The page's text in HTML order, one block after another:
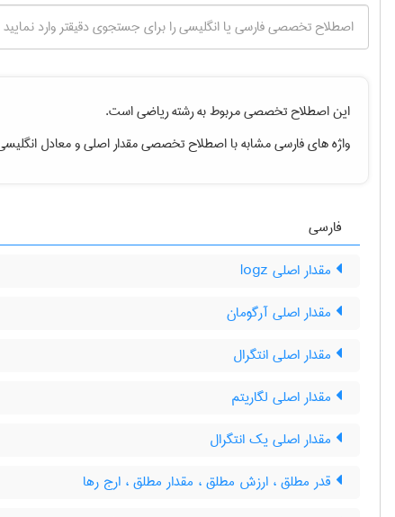
این اصطلاح تخصصی مربوط به رشتهرياضیاست.
واژه های فارسی مشابه با اصطلاح تخصصیمقدار اصلیو معادل
فارسی
مقدار اصلی logz
مقدار اصلی آرگومان
مقدار اصلی انتگرال
مقدار اصلی لگاریتم
مقدار اصلی یک انتگرال
قدر مطلق ، ارزش مطلق ، مقدار مطلق ، ارج رها